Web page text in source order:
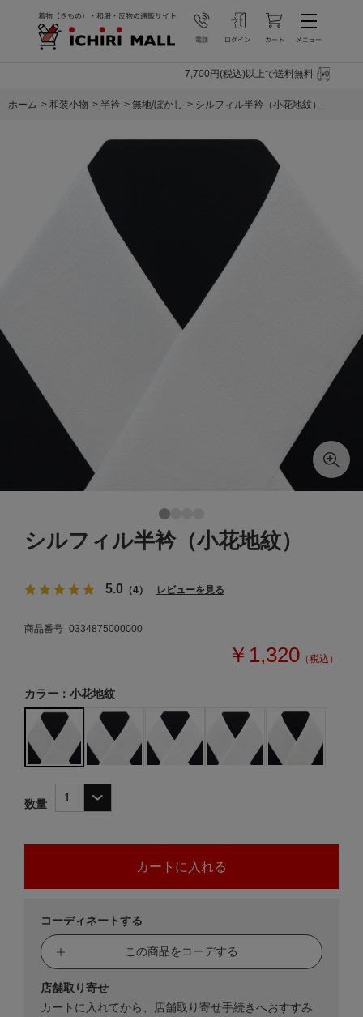
7,700円(税込)以上で送料無料
ホーム > 和装小物 > 半衿 > 無地/ぼかし > シルフィル半衿（小花地紋）
シルフィル半衿（小花地紋）
5.0 （4） レビューを見る
商品番号 0334875000000
￥1,320 （税込）
カラー：小花地紋
数量
コーディネートする
この商品をコーデする
店舗取り寄せ
カートに入れてから、店舗取り寄せ手続きへおすすみ